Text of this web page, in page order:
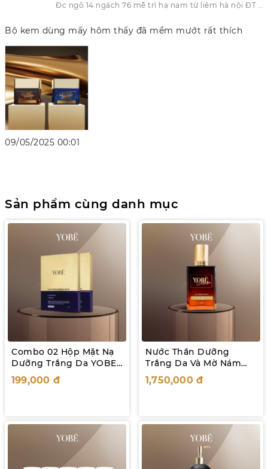
Đc ngõ 14 ngách 76 mễ trì hạ nam từ liêm hà nội ĐT 0366544280
Bộ kem dùng mấy hôm thấy đã mềm mướt rất thích
09/05/2025 00:01
Sản phẩm cùng danh mục
Combo 02 Hộp Mặt Nạ
Dưỡng Trắng Da YOBE
Glow Brightening Mask
(5 miếng/hộp)
199,000 đ
Nước Thần Dưỡng
Trắng Da Và Mờ Nám
Yobe Signature 145mL
1,750,000 đ